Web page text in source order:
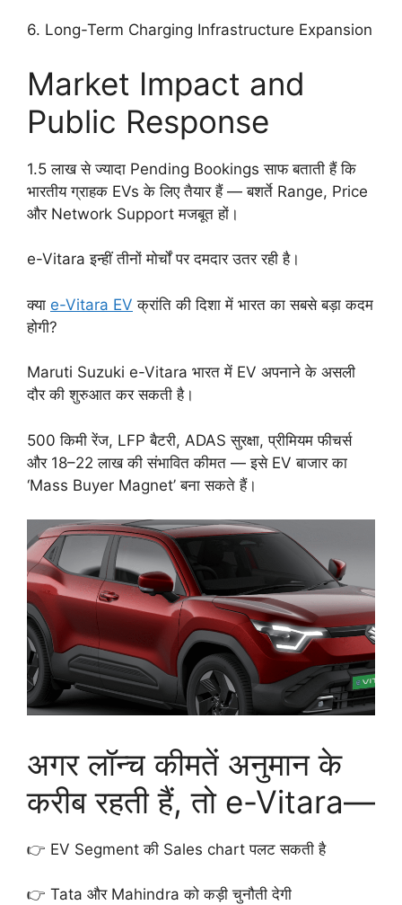
6. Long-Term Charging Infrastructure Expansion
Market Impact and
Public Response
1.5 लाख से ज्यादा Pending Bookings साफ बताती हैं कि
भारतीय ग्राहक EVs के लिए तैयार हैं — बशर्ते Range, Price
और Network Support मजबूत हों।
e-Vitara इन्हीं तीनों मोर्चों पर दमदार उतर रही है।
क्या e-Vitara EV क्रांति की दिशा में भारत का सबसे बड़ा कदम
होगी?
Maruti Suzuki e-Vitara भारत में EV अपनाने के असली
दौर की शुरुआत कर सकती है।
500 किमी रेंज, LFP बैटरी, ADAS सुरक्षा, प्रीमियम फीचर्स
और 18–22 लाख की संभावित कीमत — इसे EV बाजार का
‘Mass Buyer Magnet’ बना सकते हैं।
अगर लॉन्च कीमतें अनुमान के
करीब रहती हैं, तो e-Vitara—
👉 EV Segment की Sales chart पलट सकती है
👉 Tata और Mahindra को कड़ी चुनौती देगी